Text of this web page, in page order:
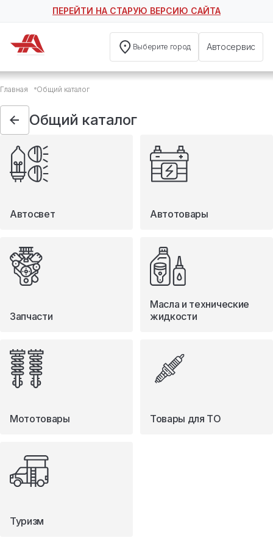
ПЕРЕЙТИ НА СТАРУЮ ВЕРСИЮ САЙТА
Выберите город Автосервис
Общий каталог
Автосвет
Автотовары
Запчасти
Масла и технические жидкости
Мототовары
Туризм
Главная Общий каталог
Общий каталог
Автосвет Автотовары
Запчасти
Масла и технические
жидкости
Мототовары Товары для ТО
Туризм